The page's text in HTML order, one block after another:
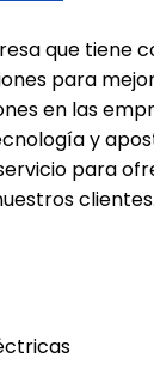
que tiene
para
en las
y
para
clientes.